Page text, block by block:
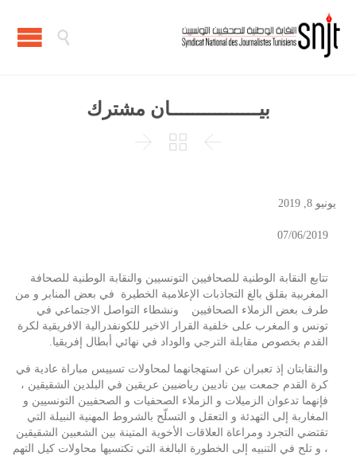

بيــــــــــــــــان مشترك



يونيو 8, 2019
07/06/2019
تتابع النقابة الوطنية للصحافيين التونسيين والنقابة الوطنية للصحافة
المغربية بقلق بالغ التجاذبات الإعلامية الخطيرة في بعض المنابر و من
طرف بعض الزملاء الصحافيين ونشطاء التواصل الاجتماعي في
تونس و المغرب على خلفية القرار الاخير للكونفدرالية الافريقية لكرة
القدم بخصوص مقابلة الترجي والوداد في نهائي أبطال إفريقيا.
والنقابتان إذ تعبران عن استهجانهما لمحاولات تسييس مباراة عادية في
كرة القدم جمعت بين ناديين رياضيين عريقين في البلدين الشقيقين ،
فإنهما تدعوان الزميلات و الزملاء الصحفيات و الصحفيين التونسيين و
المغاربة إلى التهدئة و التعقل و التسلّح بالشروط المهنية النبيلة التي
تقتضي التجرد ومراعاة العلاقات الأخوية المتينة بين الشعبين الشقيقين
، و تلح في التنبيه إلى الخطورة البالغة التي تكتسيها محاولات كيل التهم